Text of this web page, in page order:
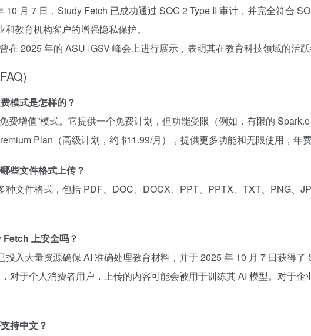
10 月 7 日，Study Fetch 已成功通过 SOC 2 Type II 审计，并完全符合
教育机构客户的增强隐私保护。
在 2025 年的 ASU+GSV 峰会上进行展示，表明其在教育科技领域的活
模式是怎样的？
费增值”模式。它提供一个免费计划，但功能受限（例如，有限的
Plan（高级计划，约 $11.99/月），提供更多功能和无限使用，年
些文件格式上传？
种文件格式，包括 PDF、DOC、DOCX、PPT、PPTX、TXT、PNG、
上安全吗？
投入大量资源确保 AI 准确处理教育材料，并于 2025 年 10 月 7 日获得
对于个人消费者用户，上传的内容可能会被用于训练其 AI 模型。对于
持中文？